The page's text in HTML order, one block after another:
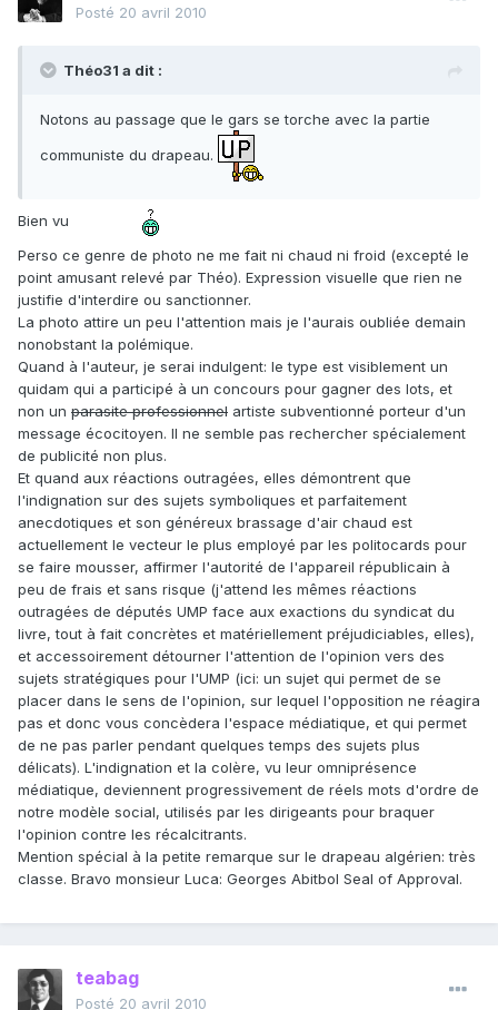
Posté 20 avril 2010
Théo31 a dit :
Notons au passage que le gars se torche avec la partie
communiste du drapeau.
Bien vu
Perso ce genre de photo ne me fait ni chaud ni froid (excepté le
point amusant relevé par Théo). Expression visuelle que rien ne
justifie d'interdire ou sanctionner.
La photo attire un peu l'attention mais je l'aurais oubliée demain
nonobstant la polémique.
Quand à l'auteur, je serai indulgent: le type est visiblement un
quidam qui a participé à un concours pour gagner des lots, et
non un parasite professionnel artiste subventionné porteur d'un
message écocitoyen. Il ne semble pas rechercher spécialement
de publicité non plus.
Et quand aux réactions outragées, elles démontrent que
l'indignation sur des sujets symboliques et parfaitement
anecdotiques et son généreux brassage d'air chaud est
actuellement le vecteur le plus employé par les politocards pour
se faire mousser, affirmer l'autorité de l'appareil républicain à
peu de frais et sans risque (j'attend les mêmes réactions
outragées de députés UMP face aux exactions du syndicat du
livre, tout à fait concrètes et matériellement préjudiciables, elles),
et accessoirement détourner l'attention de l'opinion vers des
sujets stratégiques pour l'UMP (ici: un sujet qui permet de se
placer dans le sens de l'opinion, sur lequel l'opposition ne réagira
pas et donc vous concèdera l'espace médiatique, et qui permet
de ne pas parler pendant quelques temps des sujets plus
délicats). L'indignation et la colère, vu leur omniprésence
médiatique, deviennent progressivement de réels mots d'ordre de
notre modèle social, utilisés par les dirigeants pour braquer
l'opinion contre les récalcitrants.
Mention spécial à la petite remarque sur le drapeau algérien: très
classe. Bravo monsieur Luca: Georges Abitbol Seal of Approval.
teabag
Posté 20 avril 2010